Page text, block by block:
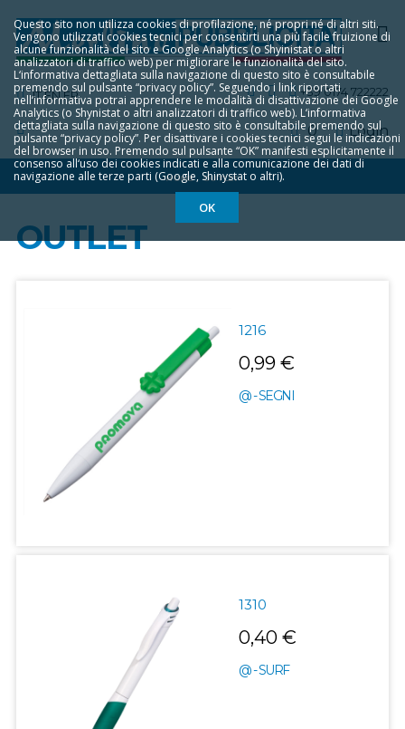
Questo sito non utilizza cookies di profilazione, né propri né di altri siti.
Vengono utilizzati cookies tecnici per consentirti una più facile fruizione di
alcune funzionalità del sito e Google Analytics (o Shyinistat o altri
analizzatori di traffico web) per migliorare le funzionalità del sito.
L‘informativa dettagliata sulla navigazione di questo sito è consultabile
premendo sul pulsante “privacy policy”. Seguendo i link riportati
nell‘informativa potrai apprendere le modalità di disattivazione dei Google
Analytics (o Shynistat o altri analizzatori di traffico web). L‘informativa
dettagliata sulla navigazione di questo sito è consultabile premendo sul
pulsante “privacy policy”. Per disattivare i cookies tecnici segui le indicazioni
del browser in uso. Premendo sul pulsante “OK” manifesti esplicitamente il
consenso all‘uso dei cookies indicati e alla comunicazione dei dati di
navigazione alle terze parti (Google, Shinystat o altri).
OK
IT EN FR +39 0174 722222
Login
0
HOME OUTLET
OUTLET
1216
0,99 €
@ - SEGNI
1310
0,40 €
@ - SURF